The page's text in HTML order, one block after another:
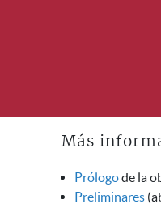
Más
Prólogode la
Preliminares